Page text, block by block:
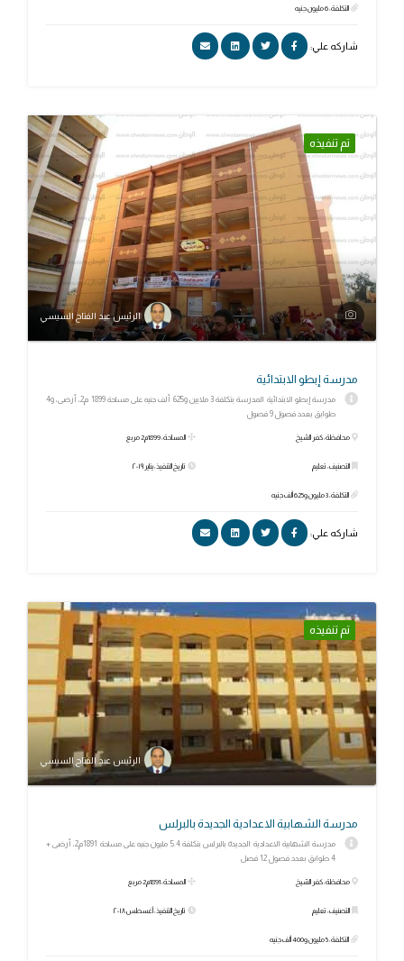
التكلفة: 6 مليون جنيه
شاركه علي:
تم تنفيذه
الرئيس عبد الفتاح السيسي
مدرسة إبطو الابتدائية
مدرسة إبطو الابتدائية المدرسة بتكلفة 3 ملايين و625 ألف جنيه على مساحة 1899 م2، أرضى، و4
طوابق بعدد فصول 9 فصول
محافظة: كفر الشيخ
التصنيف: تعليم
التكلفة: 3 مليون و625 ألف جنيه
المساحة: 1899م2 مربع
تاريخ التنفيذ: يناير ٢٠١٩
شاركه علي:
تم تنفيذه
الرئيس عبد الفتاح السيسي
مدرسة الشهابية الاعدادية الجديدة بالبرلس
مدرسة الشهابية الاعدادية الجديدة بالبرلس بتكلفة 5.4 مليون جنيه على مساحة 1891م2، أرضى +
4 طوابق بعدد فصول 12 فصل
محافظة: كفر الشيخ
التصنيف: تعليم
التكلفة: 5 مليون و400 ألف جنيه
المساحة: 1891م2 مربع
تاريخ التنفيذ: أغسطس ٢٠١٨